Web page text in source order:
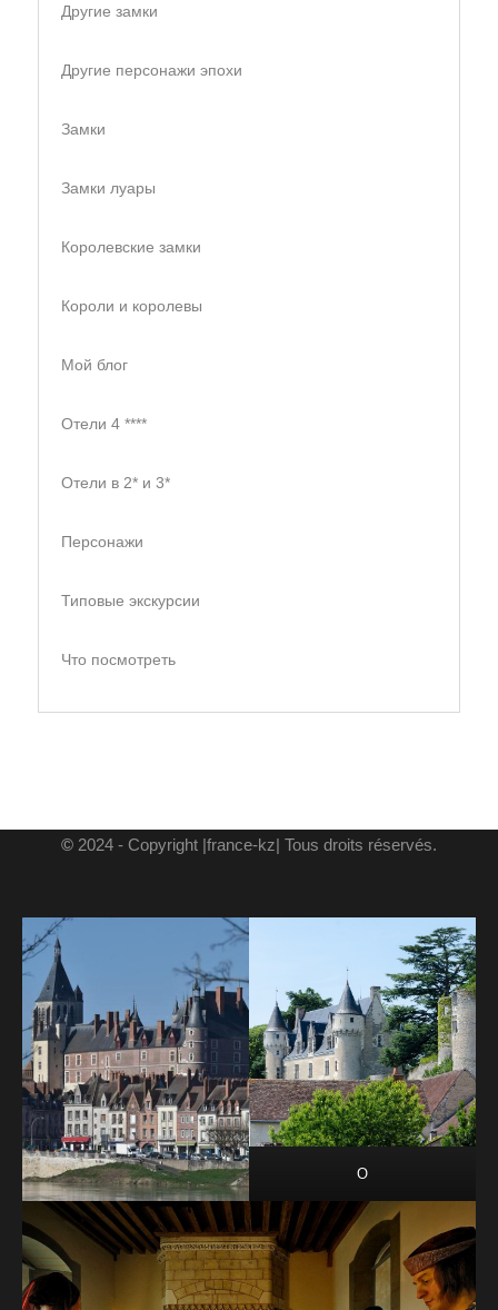
Другие замки
Другие персонажи эпохи
Замки
Замки луары
Королевские замки
Короли и королевы
Мой блог
Отели 4 ****
Отели в 2* и 3*
Персонажи
Типовые экскурсии
Что посмотреть
© 2024 - Copyright |france-kz| Tous droits réservés.
O